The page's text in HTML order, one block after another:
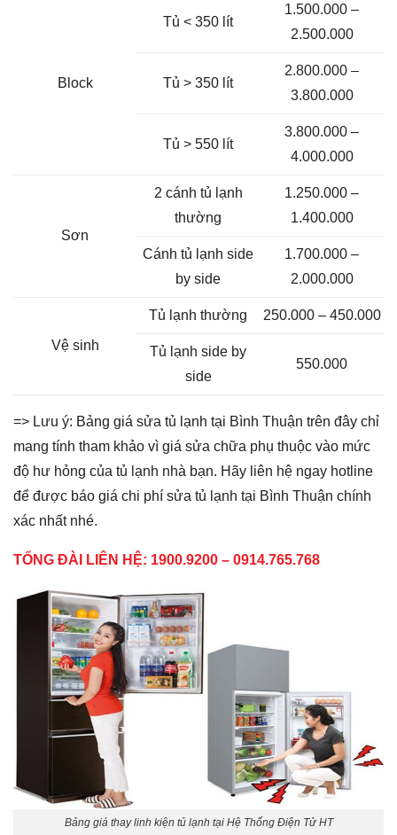
Block
Tủ < 350 lít
1.500.000 –
2.500.000
Tủ > 350 lít
2.800.000 –
3.800.000
Tủ > 550 lít
3.800.000 –
4.000.000
Sơn
2 cánh tủ lạnh
thường
1.250.000 –
1.400.000
Cánh tủ lạnh side
by side
1.700.000 –
2.000.000
Vệ sinh
Tủ lạnh thường 250.000 – 450.000
Tủ lạnh side by
side
550.000
=> Lưu ý: Bảng giá sửa tủ lạnh tại Bình Thuận trên đây chỉ
mang tính tham khảo vì giá sửa chữa phụ thuộc vào mức
độ hư hỏng của tủ lạnh nhà bạn. Hãy liên hệ ngay hotline
để được báo giá chi phí sửa tủ lạnh tại Bình Thuận chính
xác nhất nhé.
TỔNG ĐÀI LIÊN HỆ: 1900.9200 – 0914.765.768
Bảng giá thay linh kiện tủ lạnh tại Hệ Thống Điện Tử HT